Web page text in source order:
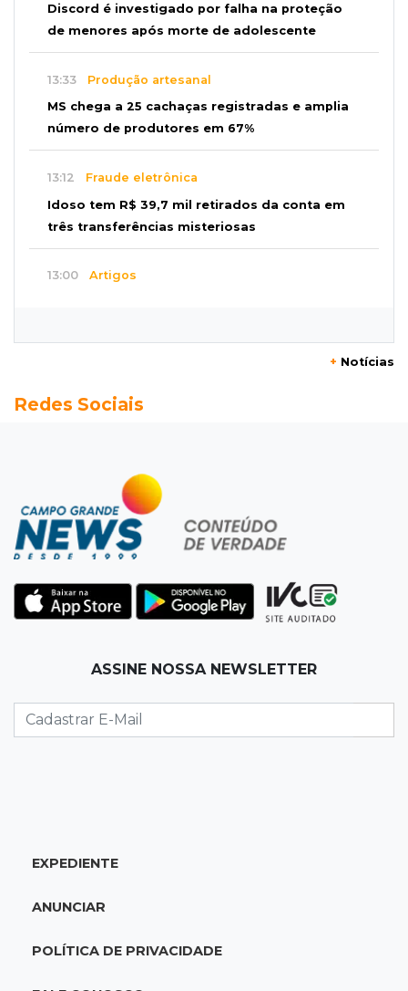
Discord é investigado por falha na proteção
de menores após morte de adolescente
13:33 Produção artesanal
MS chega a 25 cachaças registradas e amplia
número de produtores em 67%
13:12 Fraude eletrônica
Idoso tem R$ 39,7 mil retirados da conta em
três transferências misteriosas
13:00 Artigos
sem energia em Campo Grande
Mulher em situação de rua coloca fogo em
terreno e causa incêndio no Santo Amaro
12:10 Direito
encurta tarefas administrativas
Justiça manda tirar canil e proíbe treino do
Vereadora é acusada de insinuar em vídeo
antes de bebê desaparecer
+ Notícias
Redes Sociais
ASSINE NOSSA NEWSLETTER
EXPEDIENTE
ANUNCIAR
POLÍTICA DE PRIVACIDADE